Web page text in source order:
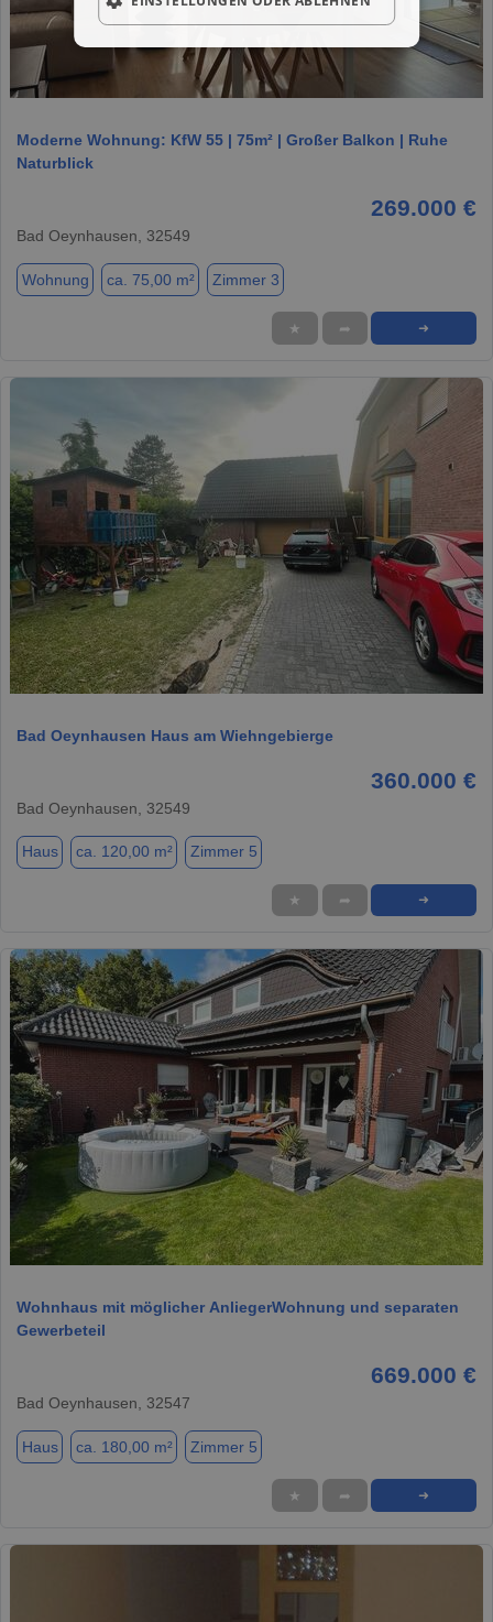
Moderne Wohnung: KfW 55 | 75m² | Großer Balkon | Ruhe
Naturblick
269.000 €
Bad Oeynhausen, 32549
Wohnung ca. 75,00 m² Zimmer 3
★ ➦ ➜
1 / 16
Bad Oeynhausen Haus am Wiehngebierge
360.000 €
Bad Oeynhausen, 32549
Haus ca. 120,00 m² Zimmer 5
★ ➦ ➜
1 / 15
Wohnhaus mit möglicher AnliegerWohnung und separaten
Gewerbeteil
669.000 €
Bad Oeynhausen, 32547
Haus ca. 180,00 m² Zimmer 5
★ ➦ ➜